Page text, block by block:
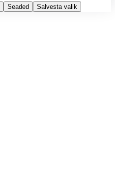
Seaded Salvesta valik